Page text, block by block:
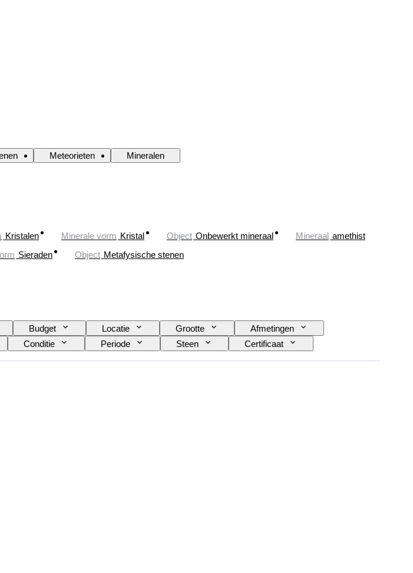
Meteorieten Mineralen
Kristalen Minerale vorm Kristal Object Onbewerkt mineraal Mineraal amethist
Sieraden Object Metafysische stenen
Budget Locatie Grootte
Afmetingen
Conditie Periode Steen
Certificaat
Mineraal Minerale vorm
Behandeling